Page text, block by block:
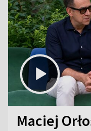
Maciej